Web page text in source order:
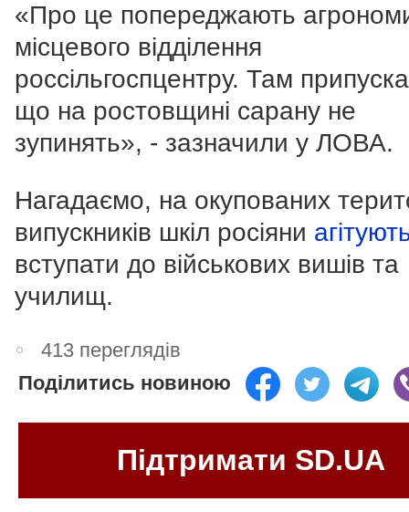
«Про це попереджають
місцевого відділення
россільгоспцентру. Там
що на ростовщині сарану не
зупинять», - зазначили у ЛОВА.
Нагадаємо, на окупованих
випускників шкіл росіяни
вступати до військових вишів та
училищ.
413 переглядів
Поділитись новиною
Підтримати SD.UA